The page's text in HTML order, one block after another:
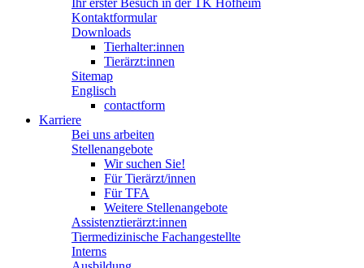
Ihr erster Besuch in der TK Hofheim
Kontaktformular
Downloads
Tierhalter:innen
Tierärzt:innen
Sitemap
Englisch
contactform
Karriere
Bei uns arbeiten
Stellenangebote
Wir suchen Sie!
Für Tierärzt/innen
Für TFA
Weitere Stellenangebote
Assistenztierärzt:innen
Tiermedizinische Fachangestellte
Interns